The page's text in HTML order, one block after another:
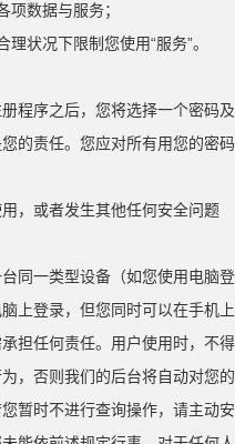
项数据与服务；
理状况下限制您使用“服务”。
程序之后，您将选择一个密码及
的责任。您应对所有用您的密码
，或者发生其他任何安全问题
同一类型设备（如您使用电脑登
上登录，但您同时可以在手机上
担任何责任。用户使用时，不得
，否则我们的后台将自动对您的
暂时不进行查询操作，请主动安